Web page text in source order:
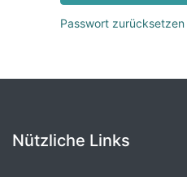
Passwort zurücksetzen
Nützliche Links